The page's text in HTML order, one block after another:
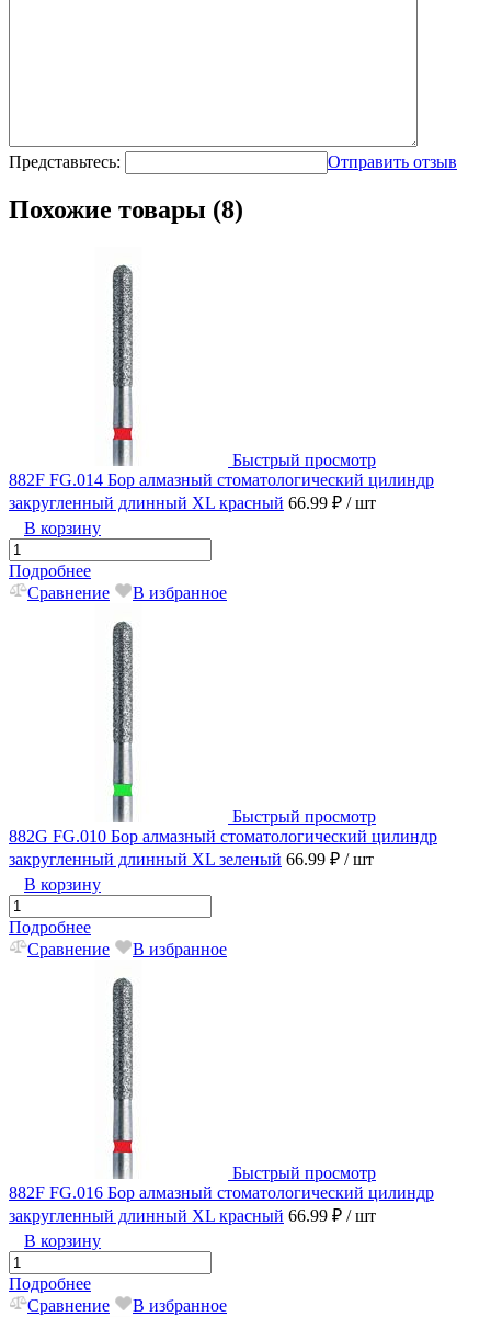
Представьтесь: Отправить отзыв
Похожие товары (8)
Быстрый просмотр
882F FG.014 Бор алмазный стоматологический цилиндр
закругленный длинный XL красный 66.99 ₽ / шт
В корзину
Подробнее
Сравнение
В избранное
Быстрый просмотр
882G FG.010 Бор алмазный стоматологический цилиндр
закругленный длинный XL зеленый 66.99 ₽ / шт
В корзину
Подробнее
Сравнение
В избранное
Быстрый просмотр
882F FG.016 Бор алмазный стоматологический цилиндр
закругленный длинный XL красный 66.99 ₽ / шт
В корзину
Подробнее
Сравнение
В избранное